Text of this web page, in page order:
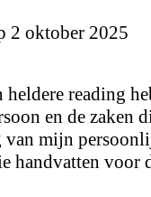
2 oktober 2025
heldere reading
en de zaken
van mijn
handvatten voor